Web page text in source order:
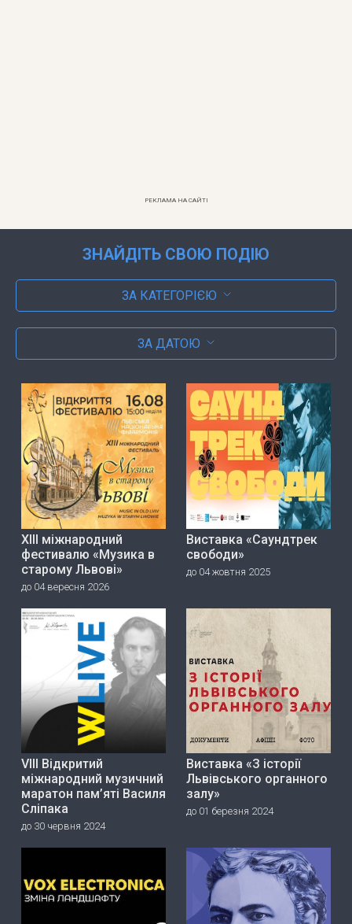
РЕКЛАМА НА САЙТІ
ЗНАЙДІТЬ СВОЮ ПОДІЮ
ЗА КАТЕГОРІЄЮ
ЗА ДАТОЮ
ХІІІ міжнародний
фестивалю «Музика в
старому Львові»
до 04 вересня 2026
Виставка «Саундтрек
свободи»
до 04 жовтня 2025
VIII Відкритий
міжнародний музичний
маратон пам’яті Василя
Сліпака
до 30 червня 2024
Виставка «З історії
Львівського органного
залу»
до 01 березня 2024